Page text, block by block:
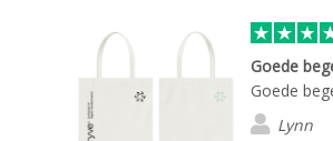
Goede
Goede
Lynn